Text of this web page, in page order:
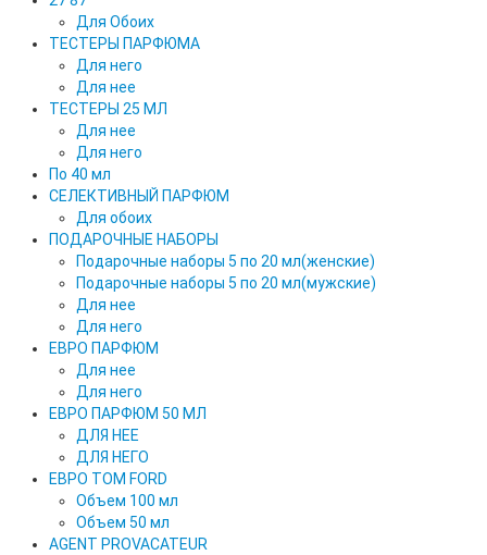
Для Обоих
ТЕСТЕРЫ ПАРФЮМА
Для него
Для нее
ТЕСТЕРЫ 25 МЛ
Для нее
Для него
По 40 мл
СЕЛЕКТИВНЫЙ ПАРФЮМ
Для обоих
ПОДАРОЧНЫЕ НАБОРЫ
Подарочные наборы 5 по 20 мл(женские)
Подарочные наборы 5 по 20 мл(мужские)
Для нее
Для него
ЕВРО ПАРФЮМ
Для нее
Для него
ЕВРО ПАРФЮМ 50 МЛ
ДЛЯ НЕЕ
ДЛЯ НЕГО
ЕВРО TOM FORD
Объем 100 мл
Объем 50 мл
AGENT PROVACATEUR